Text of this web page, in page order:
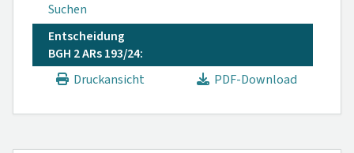
Suchen
Entscheidung
BGH 2 ARs 193/24:
Druckansicht
PDF-Download